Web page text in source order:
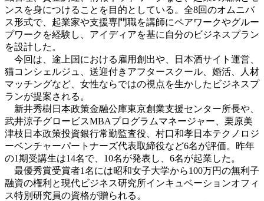
ンスを身につけることを目的としている。全8回のオムニバ
ス形式で、起業家や支援専門職を講師にペアワークやグルー
プワークを経験し、アイディアを基に自分のビジネスプラン
を設計した。
今回は、途上国における雇用創出や、日本酒サイト運営、
猫コンシェルジュ、送迎付きアフタースクール、婚活、人材
マッチングなど、女性ならではの視点を生かしたビジネスプ
ランが提案される。
新井秀樹日本政策金融公庫東京創業支援センター所長や、
武井涼子グロービスMBAプログラムマネージャー、栗原美
津枝日本政策投資銀行常勤監査役、村口和孝日本テクノロジ
ーベンチャーパートナーズ代表取締役など6名が評価。昨年
の1期受講生は14名で、10名が発表し、6名が起業した。
最優秀賞受賞者1名には昭和女子大学から100万円の無利子
融資の権利と現代ビジネス研究所インキュベーションオフィ
ス特別研究員の資格が贈られる。